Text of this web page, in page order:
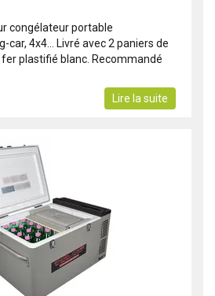
congélateur portable
car, 4x4... Livré avec 2 paniers de
plastifié blanc. Recommandé
Lire la suite